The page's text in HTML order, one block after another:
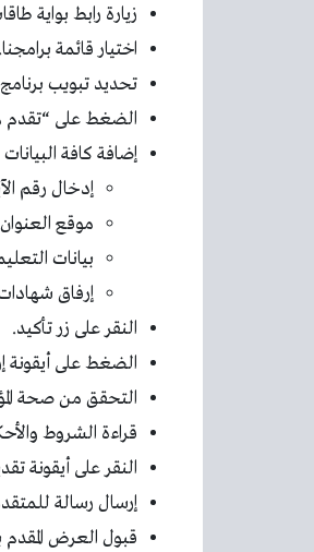
زيارة رابط بواية
اختيار قائمة برامجنا.
تحديد تبويب
الضغط على “تقدم
إضافة كافة البيانات
إدخال رقم
موقع
بيانات
إرفاق
النقر على زر تأكيد.
الضغط على أيقونة
التحقق من صحة
قراءة الشروط
النقر على أيقونة
إرسال رسالة
قبول العرض